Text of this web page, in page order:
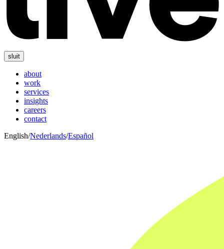
sluit
about
work
services
insights
careers
contact
English/Nederlands/Español